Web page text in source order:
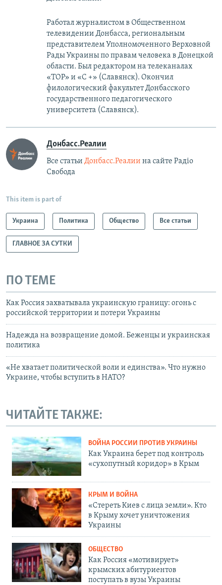
Работал журналистом в Общественном
телевидении Донбасса, региональным
представителем Уполномоченного Верховной
Рады Украины по правам человека в Донецкой
области. Был редактором на телеканалах
«ТОР» и «С +» (Славянск). Окончил
филологический факультет Донбасского
государственного педагогического
университета (Славянск).
Донбасс.Реалии
Все статьи Донбасс.Реалии на сайте Радіо
Свобода
This item is part of
Украина Политика Общество Все статьи
ГЛАВНОЕ ЗА СУТКИ
ПО ТЕМЕ
Как Россия захватывала украинскую границу: огонь с
российской территории и потери Украины
Надежда на возвращение домой. Беженцы и украинская
политика
«Не хватает политической воли и единства». Что нужно
Украине, чтобы вступить в НАТО?
ЧИТАЙТЕ ТАКЖЕ:
ВОЙНА РОССИИ ПРОТИВ УКРАИНЫ
Как Украина берет под контроль
«сухопутный коридор» в Крым
КРЫМ И ВОЙНА
«Стереть Киев с лица земли». Кто
в Крыму хочет уничтожения
Украины
ОБЩЕСТВО
Как Россия «мотивирует»
крымских абитуриентов
поступать в вузы Украины